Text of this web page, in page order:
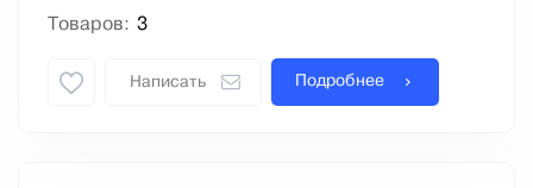
Товаров: 3
Написать Подробнее